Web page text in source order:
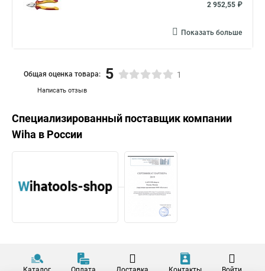
2 952,55 ₽
Показать больше
Написать отзыв
Общая оценка товара: 5 1
Специализированный поставщик компании
Wiha в России